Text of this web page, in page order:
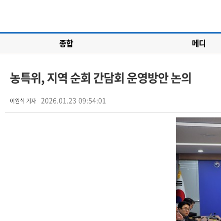
종합 메디
농특위, 지역 순회 간담회 운영방안 논의
이원식 기자 2026.01.23 09:54:01